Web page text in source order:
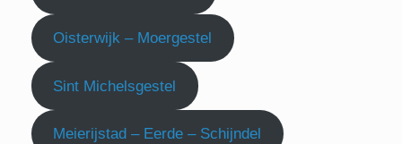
Oisterwijk – Moergestel
Sint Michelsgestel
Meierijstad – Eerde – Schijndel